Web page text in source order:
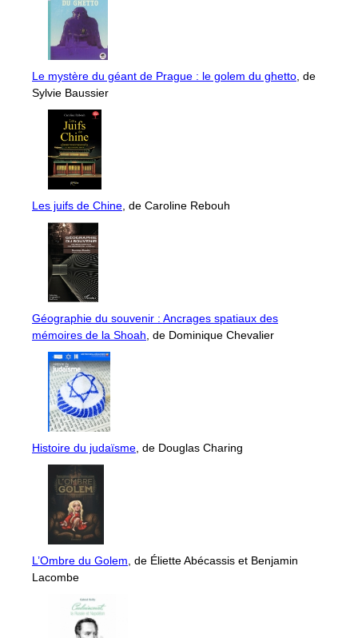
Le mystère du géant de Prague : le golem du ghetto, de
Sylvie Baussier
Les juifs de Chine, de Caroline Rebouh
Géographie du souvenir : Ancrages spatiaux des
mémoires de la Shoah, de Dominique Chevalier
Histoire du judaïsme, de Douglas Charing
L’Ombre du Golem, de Éliette Abécassis et Benjamin
Lacombe